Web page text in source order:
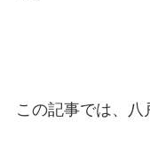
この記事では、八